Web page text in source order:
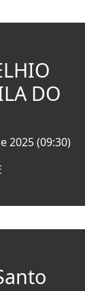
DO
2025 (09:30)